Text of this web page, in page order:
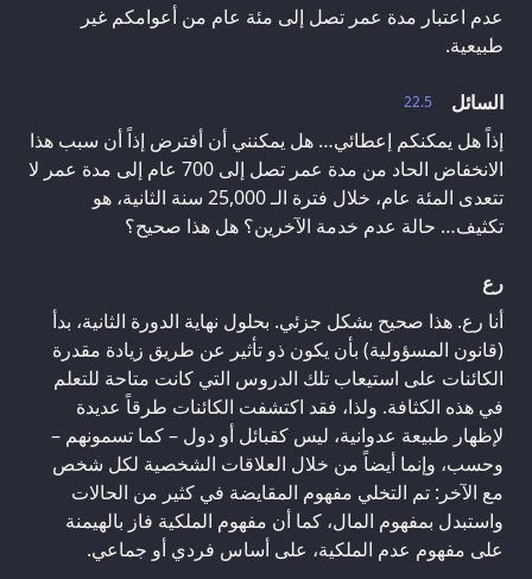
عدم اعتبار مدة عمر تصل إلى مئة عام من أعوامكم غير
طبيعية.
22.5
السائل
إذاً هل يمكنكم إعطائي… هل يمكنني أن أفترض إذاً أن سبب هذا
الانخفاض الحاد من مدة عمر تصل إلى 700 عام إلى مدة عمر لا
تتعدى المئة عام، خلال فترة الـ 25,000 سنة الثانية، هو
تكثيف… حالة عدم خدمة الآخرين؟ هل هذا صحيح؟
رع
أنا رع. هذا صحيح بشكل جزئي. بحلول نهاية الدورة الثانية، بدأ
(قانون المسؤولية) بأن يكون ذو تأثير عن طريق زيادة مقدرة
الكائنات على استيعاب تلك الدروس التي كانت متاحة للتعلم
في هذه الكثافة. ولذا، فقد اكتشفت الكائنات طرقاً عديدة
لإظهار طبيعة عدوانية، ليس كقبائل أو دول – كما تسمونهم –
وحسب، وإنما أيضاً من خلال العلاقات الشخصية لكل شخص
مع الآخر: تم التخلي مفهوم المقايضة في كثير من الحالات
واستبدل بمفهوم المال، كما أن مفهوم الملكية فاز بالهيمنة
على مفهوم عدم الملكية، على أساس فردي أو جماعي.